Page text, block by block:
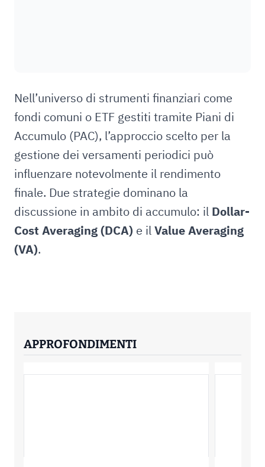
Nell’universo di strumenti finanziari come
fondi comuni o ETF gestiti tramite Piani di
Accumulo (PAC), l’approccio scelto per la
gestione dei versamenti periodici può
influenzare notevolmente il rendimento
finale. Due strategie dominano la
discussione in ambito di accumulo: il Dollar-
Cost Averaging (DCA) e ilValue Averaging
(VA).
APPROFONDIMENTI